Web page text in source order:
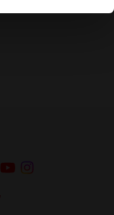
Facebook
YouTube